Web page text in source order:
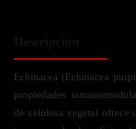
Echinacea (Echinacea
propiedades
de celulosa vegetal ofrece